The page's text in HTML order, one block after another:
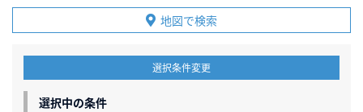
地図で検索
選択条件変更
選択中の条件